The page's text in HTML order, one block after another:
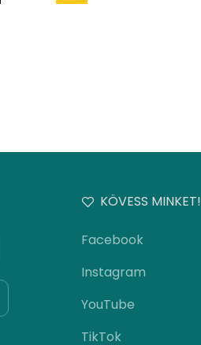
KÖVESS MINKET!
Facebook
Instagram
YouTube
TikTok